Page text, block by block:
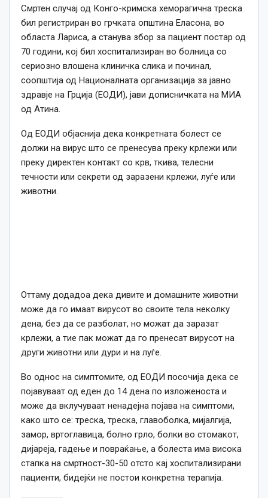
Смртен случај од Конго-кримска хеморагична треска
бил регистриран во грчката општина Еласона, во
областа Лариса, а станува збор за пациент постар од
70 години, кој бил хоспитализиран во болница со
сериозно влошена клиничка слика и починал,
соопштија од Националната организација за јавно
здравје на Грција (ЕОДИ), јави дописничката на МИА
од Атина.
Од ЕОДИ објаснија дека конкретната болест се
должи на вирус што се пренесува преку крлежи или
преку директен контакт со крв, ткива, телесни
течности или секрети од заразени крлежи, луѓе или
животни.
Оттаму додадоа дека дивите и домашните животни
може да го имаат вирусот во своите тела неколку
дена, без да се разболат, но можат да заразат
крлежи, а тие пак можат да го пренесат вирусот на
други животни или дури и на луѓе.
Во однос на симптомите, од ЕОДИ посочија дека се
појавуваат од еден до 14 дена по изложеноста и
може да вклучуваат ненадејна појава на симптоми,
како што се: треска, треска, главоболка, мијалгија,
замор, вртоглавица, болно грло, болки во стомакот,
дијареја, гадење и повраќање, а болеста има висока
стапка на смртност-30-50 отсто кај хоспитализирани
пациенти, бидејќи не постои конкретна терапија.